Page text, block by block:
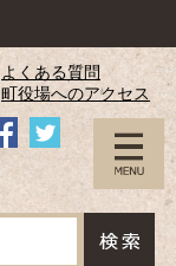
よくある質問
町役場へのアクセス